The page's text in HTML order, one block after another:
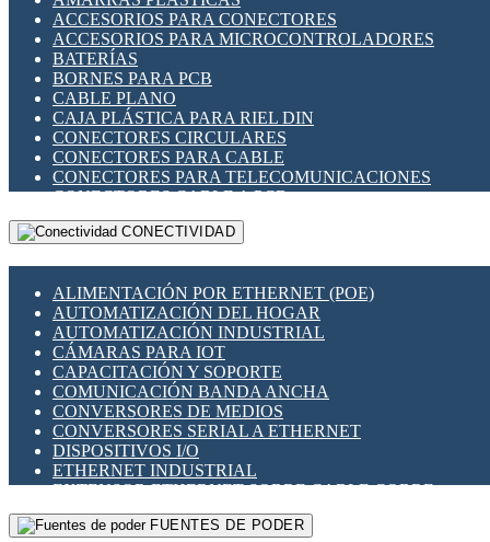
INDICADORES PARA PANEL
INTERFACES DE RELÉ
INTERRUPTORES FIN DE CARRERA
LLAVES CONMUTADORAS
MEDIDORES DE ENERGÍA Y TC'S DE CORRIENTE
MOTORES PASO A PASO
PANTALLAS HMI
PLC -CONTROLADORES LÓGICO PROGRAMABLES
PROGRAMADORES DE HORARIO
RELÉS DE PROTECCIÓN
SENSORES CAPACITIVOS
SENSORES INDUCTIVOS
TEMPORIZADORES
VARIACS
VARIADORES DE FRECUENCIA [VDF]
SECCIONADORES - INTERRUPTORES
MAQUINARIA
ACCESORIOS PARA CONECTORES
ACCESORIOS PARA MICROCONTROLADORES
BATERÍAS
BORNES PARA PCB
CABLE PLANO
CAJA PLÁSTICA PARA RIEL DIN
CONECTORES CIRCULARES
CONECTORES PARA CABLE
CONECTORES PARA TELECOMUNICACIONES
CONECTORES CABLE A PCB
CONECTORES PCB A CABLE
DIP SWITCHES
HERRAMIENTAS VARIAS
ILUMINACIÓN LED
INTERRUPTORES REED
INTERFACES DE RELÉ
OTROS RELÉS
PROTECCIÓN TÉRMICA
RELÉS AUTOMOTRICES
RELÉS DE SEÑAL
RELÉS DE ESTADO SÓLIDO SSR
RELÉS INDUSTRIALES
RELÉS MINIATURA DE POTENCIA
SENSORES MAGNÉTICOS
CONECTIVIDAD
ALIMENTACIÓN POR ETHERNET (POE)
AUTOMATIZACIÓN DEL HOGAR
AUTOMATIZACIÓN INDUSTRIAL
CÁMARAS PARA IOT
CAPACITACIÓN Y SOPORTE
COMUNICACIÓN BANDA ANCHA
CONVERSORES DE MEDIOS
CONVERSORES SERIAL A ETHERNET
DISPOSITIVOS I/O
ETHERNET INDUSTRIAL
EXTENSOR ETHERNET SOBRE CABLE COBRE
GATEWAY LORAWAN
GESTIÓN DE REDESFUENTES DE PODER